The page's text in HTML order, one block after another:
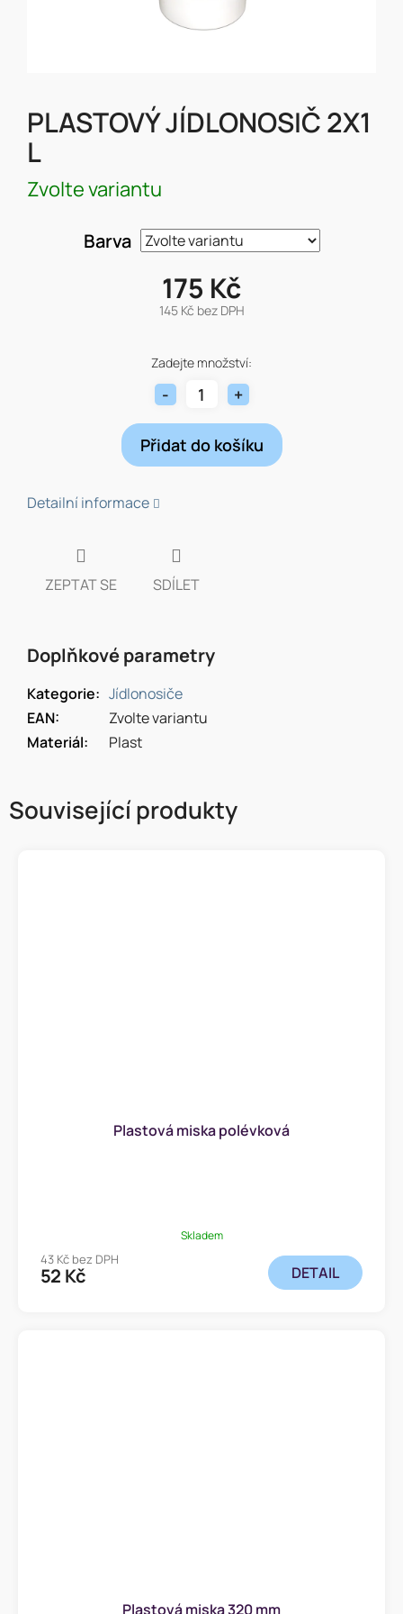
PLASTOVÝ JÍDLONOSIČ 2X1
L
Zvolte variantu
Barva
175 Kč
145 Kč bez DPH
cena:
Zadejte množství:
Přidat do košíku
Detailní informace
ZEPTAT SE SDÍLET
Doplňkové parametry
Kategorie: Jídlonosiče
EAN:
Zvolte variantu
Materiál: Plast
Související produkty
Plastová miska polévková
Skladem
43 Kč bez DPH
52 Kč DETAIL
Plastová miska 320 mm